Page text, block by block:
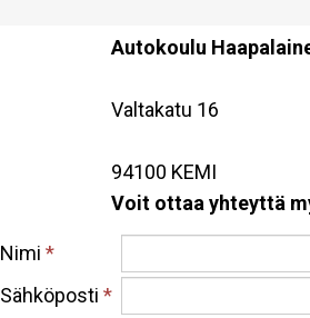
Nimi *
Sähköposti *
Autokoulu
Valtakatu 16
94100 KEMI
Voit ottaa yhteyttä